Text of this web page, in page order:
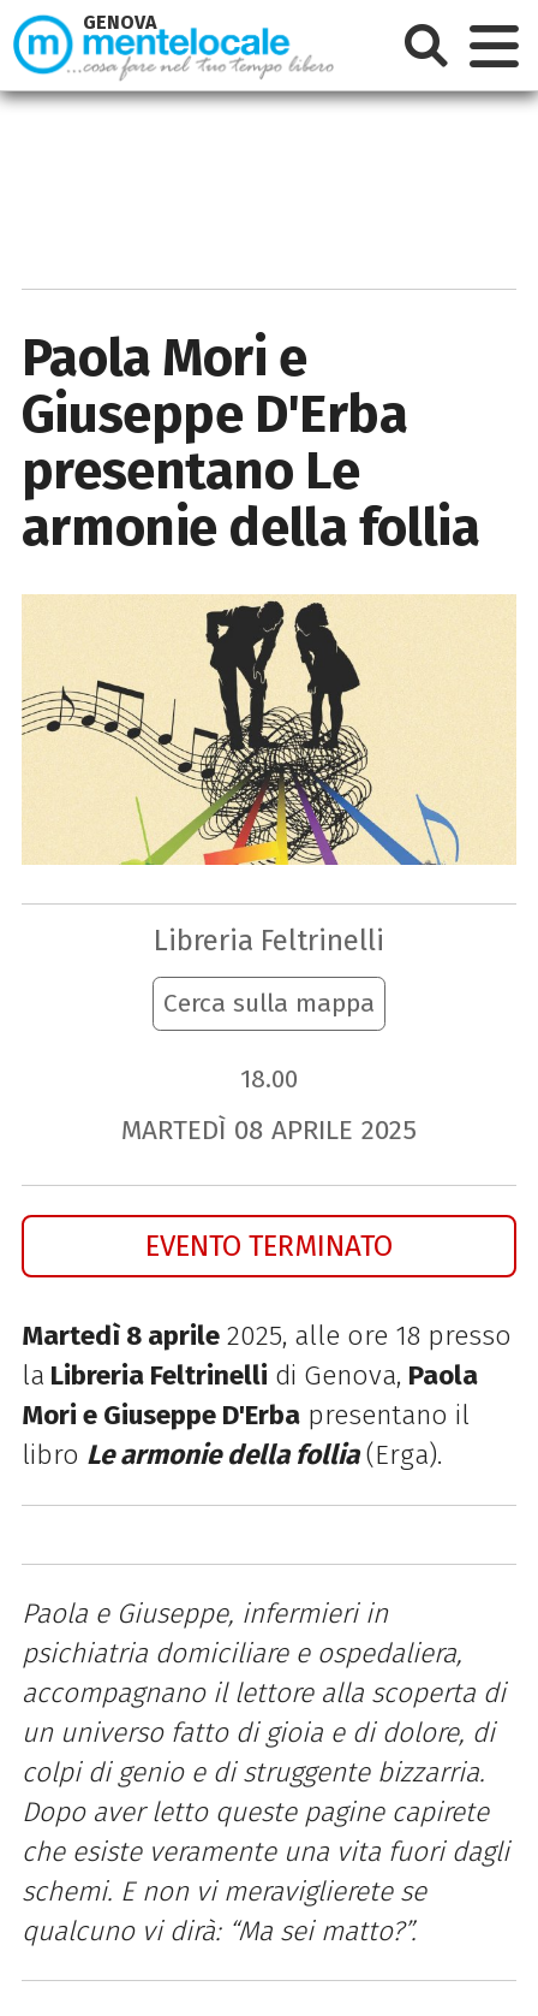
Paola Mori e
Giuseppe D'Erba
presentano Le
armonie della follia
Libreria Feltrinelli
Cerca sulla mappa
18.00
MARTEDÌ 08 APRILE 2025
EVENTO TERMINATO
Martedì 8 aprile2025, alle ore 18 presso
la Libreria Feltrinelli di Genova, Paola
Mori e Giuseppe D'Erbapresentano il
libro Le armonie della follia(Erga).
Paola e Giuseppe, infermieri in
psichiatria domiciliare e ospedaliera,
accompagnano il lettore alla scoperta di
un universo fatto di gioia e di dolore, di
colpi di genio e di struggente bizzarria.
Dopo aver letto queste pagine capirete
che esiste veramente una vita fuori dagli
schemi. E non vi meraviglierete se
qualcuno vi dirà: “Ma sei matto?”.
GENOVA